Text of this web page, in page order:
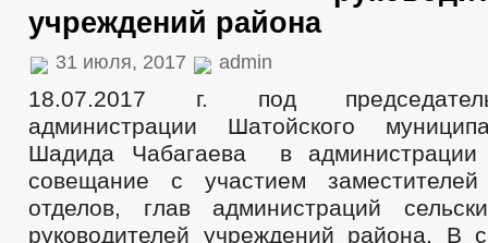
учреждений района
31 июля, 2017 admin
18.07.2017 г. под
администрации Шатойского
Шадида Чабагаева в
совещание с участием
отделов, глав администраций
руководителей учреждений района. В